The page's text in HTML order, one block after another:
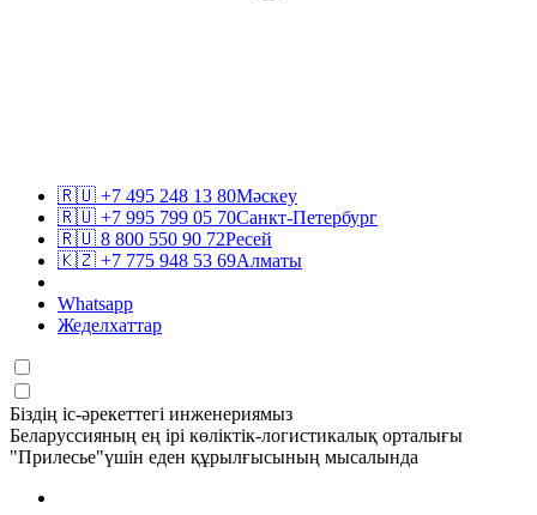
🇷🇺 +7 495 248 13 80Мәскеу
🇷🇺 +7 995 799 05 70Санкт-Петербург
🇷🇺 8 800 550 90 72Ресей
🇰🇿 +7 775 948 53 69Алматы
Whatsapp
Жеделхаттар
Біздің іс-әрекеттегі инженериямыз
Беларуссияның ең ірі көліктік-логистикалық орталығы
"Прилесье"үшін еден құрылғысының мысалында